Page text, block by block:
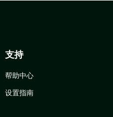
支持
帮助中心
设置指南